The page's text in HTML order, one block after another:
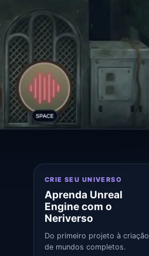
CRIE SEU UNIVERSO
Aprenda Unreal
Engine com o
Neriverso
Do primeiro projeto à criação
de mundos completos.